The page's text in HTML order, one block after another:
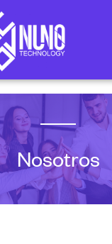
Nosotros